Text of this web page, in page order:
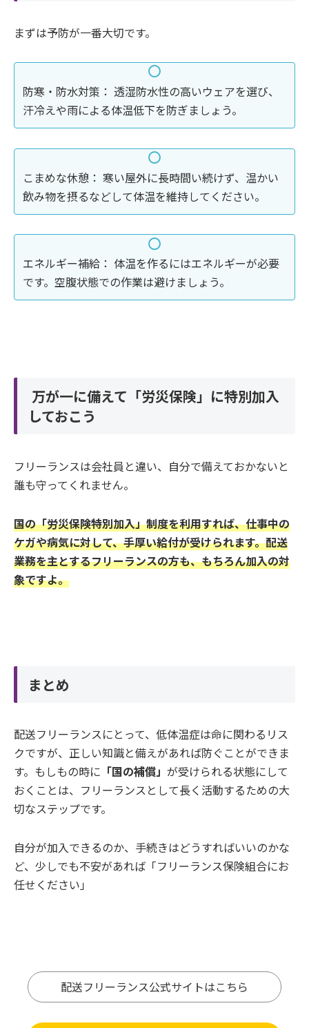
まずは予防が一番大切です。
防寒・防水対策： 透湿防水性の高いウェアを選び、
汗冷えや雨による体温低下を防ぎましょう。
こまめな休憩： 寒い屋外に長時間い続けず、温かい
飲み物を摂るなどして体温を維持してください。
エネルギー補給： 体温を作るにはエネルギーが必要
です。空腹状態での作業は避けましょう。
万が一に備えて「労災保険」に特別加入
しておこう
フリーランスは会社員と違い、自分で備えておかないと
誰も守ってくれません。
国の「労災保険特別加入」制度を利用すれば、仕事中の
ケガや病気に対して、手厚い給付が受けられます。配送
業務を主とするフリーランスの方も、もちろん加入の対
象ですよ。
まとめ
配送フリーランスにとって、低体温症は命に関わるリス
クですが、正しい知識と備えがあれば防ぐことができま
す。もしもの時に 「国の補償」 が受けられる状態にして
おくことは、フリーランスとして長く活動するための大
切なステップです。
自分が加入できるのか、手続きはどうすればいいのかな
ど、少しでも不安があれば「フリーランス保険組合にお
任せください」
配送フリーランス公式サイトはこちら